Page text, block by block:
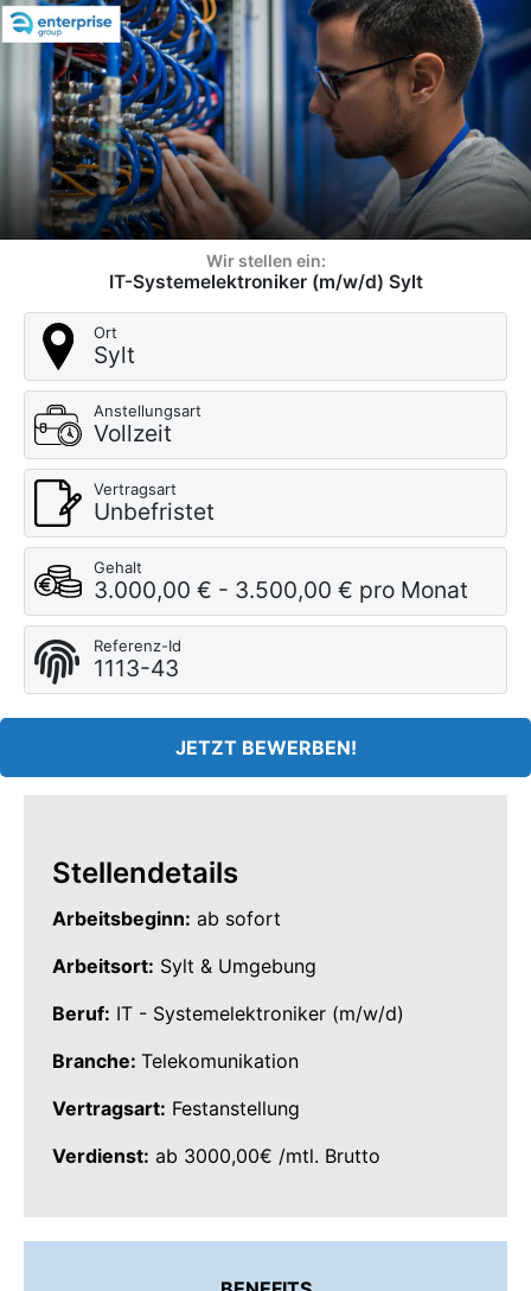
Wir stellen ein:
IT-Systemelektroniker (m/w/d) Sylt
Ort
Sylt
Anstellungsart
Vollzeit
Vertragsart
Unbefristet
Gehalt
3.000,00 € - 3.500,00 € pro Monat
Referenz-Id
1113-43
JETZT BEWERBEN!
Stellendetails
Arbeitsbeginn: ab sofort
Arbeitsort: Sylt & Umgebung
Beruf: IT - Systemelektroniker (m/w/d)
Branche: Telekomunikation
Vertragsart: Festanstellung
Verdienst: ab 3000,00€ /mtl. Brutto